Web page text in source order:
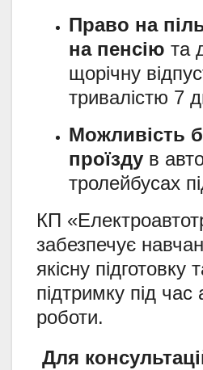
Право на
на пенсію та
щорічну
тривалістю 7
Можливість
проїзду в
тролейбусах
КП
забезпечує
якісну підготовку
підтримку під час
роботи.
Для